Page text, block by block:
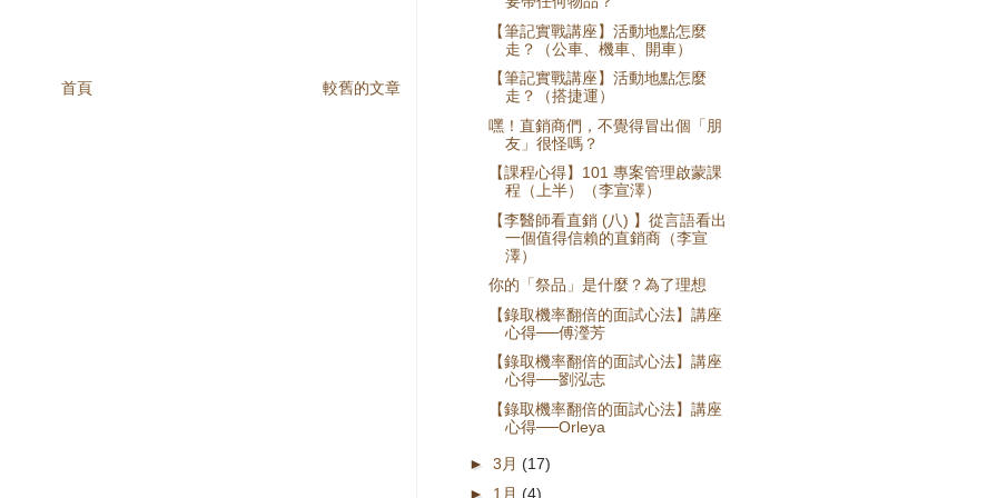
較舊的文章
首頁
【筆記實戰講座】活動地點怎麼
走？（公車、機車、開車）
【筆記實戰講座】活動地點怎麼
走？（搭捷運）
嘿！直銷商們，不覺得冒出個「朋
友」很怪嗎？
【課程心得】101 專案管理啟蒙課
程（上半）（李宣澤）
【李醫師看直銷 (八) 】從言語看出
一個值得信賴的直銷商（李宣
澤）
你的「祭品」是什麼？為了理想
【錄取機率翻倍的面試心法】講座
心得──傅瀅芳
【錄取機率翻倍的面試心法】講座
心得──劉泓志
【錄取機率翻倍的面試心法】講座
心得──Orleya
► 3月 (17)
► 1月 (4)